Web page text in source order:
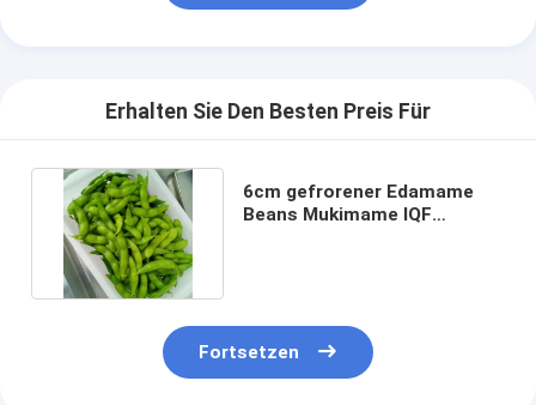
Erhalten Sie Den Besten Preis Für
6cm gefrorener Edamame
Beans Mukimame IQF
Fortsetzen